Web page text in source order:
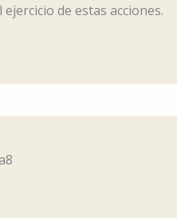
de estas acciones.